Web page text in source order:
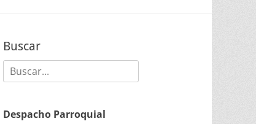
Buscar
Buscar:
Despacho Parroquial